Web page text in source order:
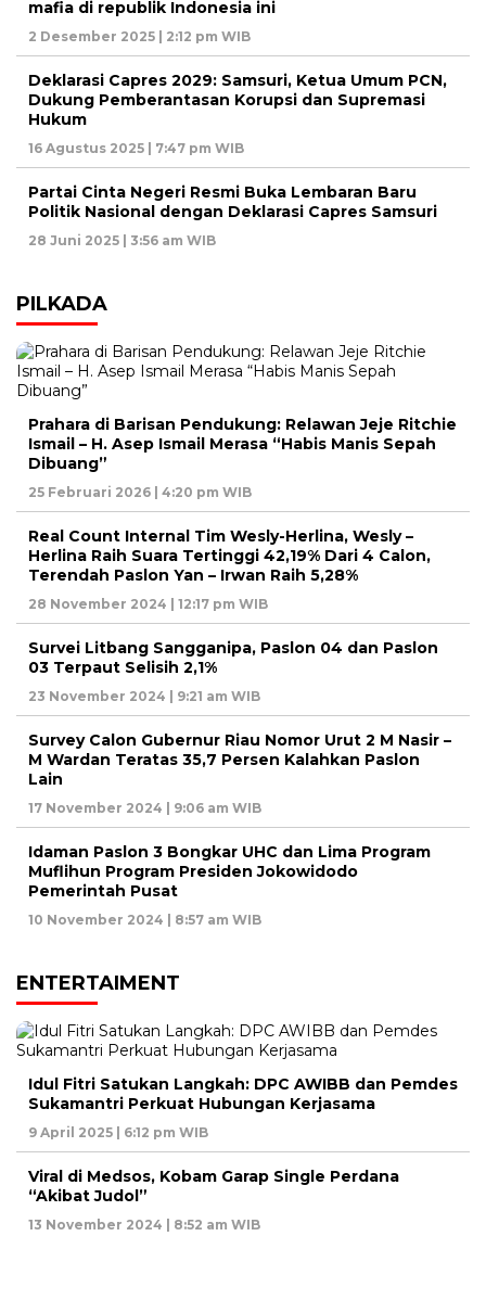
mafia di republik Indonesia ini
2 Desember 2025 | 2:12 pm WIB
Deklarasi Capres 2029: Samsuri, Ketua Umum PCN,
Dukung Pemberantasan Korupsi dan Supremasi
Hukum
16 Agustus 2025 | 7:47 pm WIB
Partai Cinta Negeri Resmi Buka Lembaran Baru
Politik Nasional dengan Deklarasi Capres Samsuri
28 Juni 2025 | 3:56 am WIB
PILKADA
Prahara di Barisan Pendukung: Relawan Jeje Ritchie
Ismail – H. Asep Ismail Merasa “Habis Manis Sepah
Dibuang”
25 Februari 2026 | 4:20 pm WIB
Real Count Internal Tim Wesly-Herlina, Wesly –
Herlina Raih Suara Tertinggi 42,19% Dari 4 Calon,
Terendah Paslon Yan – Irwan Raih 5,28%
28 November 2024 | 12:17 pm WIB
Survei Litbang Sangganipa, Paslon 04 dan Paslon
03 Terpaut Selisih 2,1%
23 November 2024 | 9:21 am WIB
Survey Calon Gubernur Riau Nomor Urut 2 M Nasir –
M Wardan Teratas 35,7 Persen Kalahkan Paslon
Lain
17 November 2024 | 9:06 am WIB
Idaman Paslon 3 Bongkar UHC dan Lima Program
Muflihun Program Presiden Jokowidodo
Pemerintah Pusat
10 November 2024 | 8:57 am WIB
ENTERTAIMENT
Idul Fitri Satukan Langkah: DPC AWIBB dan Pemdes
Sukamantri Perkuat Hubungan Kerjasama
9 April 2025 | 6:12 pm WIB
Viral di Medsos, Kobam Garap Single Perdana
“Akibat Judol”
13 November 2024 | 8:52 am WIB